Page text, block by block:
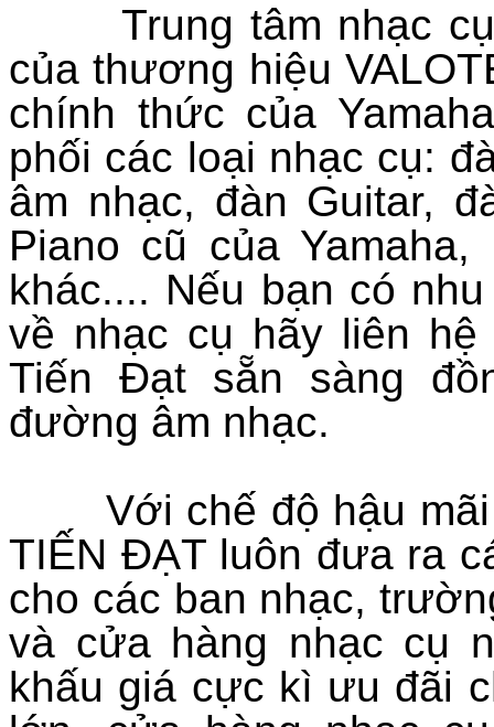
Trung tâm nhạc cụ
của thương hiệu
chính thức của
phối các loại nhạc cụ:
âm nhạc, đàn Guitar,
Piano cũ của
khác.... Nếu bạn có
về nhạc cụ hãy liên
Tiến Đạt sẵn sàng
đường âm nhạc.
Với chế độ hậu mãi
TIẾN ĐẠT luôn đưa ra
cho các ban nhạc,
và cửa hàng nhạc cụ
khấu giá cực kì ưu đãi